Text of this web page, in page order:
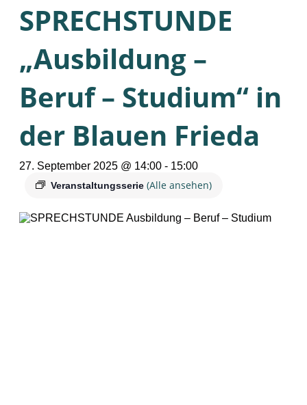
SPRECHSTUNDE
„Ausbildung –
Beruf – Studium“ in
der Blauen Frieda
27. September 2025 @ 14:00 - 15:00
Veranstaltungsserie (Alle ansehen)